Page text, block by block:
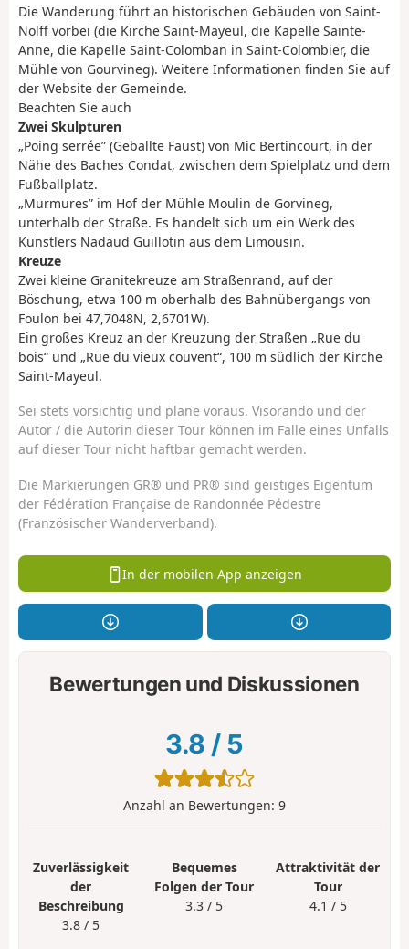
Die Wanderung führt an historischen Gebäuden von Saint-
Nolff vorbei (die Kirche Saint-Mayeul, die Kapelle Sainte-
Anne, die Kapelle Saint-Colomban in Saint-Colombier, die
Mühle von Gourvineg). Weitere Informationen finden Sie auf
der Website der Gemeinde.
Beachten Sie auch
Zwei Skulpturen
„Poing serrée” (Geballte Faust) von Mic Bertincourt, in der
Nähe des Baches Condat, zwischen dem Spielplatz und dem
Fußballplatz.
„Murmures” im Hof der Mühle Moulin de Gorvineg,
unterhalb der Straße. Es handelt sich um ein Werk des
Künstlers Nadaud Guillotin aus dem Limousin.
Kreuze
Zwei kleine Granitekreuze am Straßenrand, auf der
Böschung, etwa 100 m oberhalb des Bahnübergangs von
Foulon bei 47,7048N, 2,6701W).
Ein großes Kreuz an der Kreuzung der Straßen „Rue du
bois“ und „Rue du vieux couvent“, 100 m südlich der Kirche
Saint-Mayeul.
Sei stets vorsichtig und plane voraus. Visorando und der
Autor / die Autorin dieser Tour können im Falle eines Unfalls
auf dieser Tour nicht haftbar gemacht werden.
Die Markierungen GR® und PR® sind geistiges Eigentum
der Fédération Française de Randonnée Pédestre
(Französischer Wanderverband).
In der mobilen App anzeigen
Bewertungen und Diskussionen
3.8 / 5
Anzahl an Bewertungen: 9
Zuverlässigkeit
der
Beschreibung
3.8 / 5
Bequemes
Folgen der Tour
3.3 / 5
Attraktivität der
Tour
4.1 / 5